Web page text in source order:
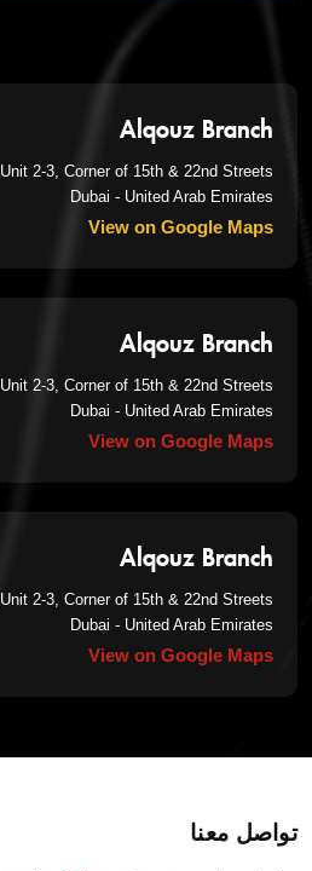
Alqouz Branch
Unit 2-3, Corner of 15th & 22nd Streets,
Dubai - United Arab Emirates
View on Google Maps
Alqouz Branch
Unit 2-3, Corner of 15th & 22nd Streets,
Dubai - United Arab Emirates
View on Google Maps
Alqouz Branch
Unit 2-3, Corner of 15th & 22nd Streets,
Dubai - United Arab Emirates
View on Google Maps
تواصل معنا